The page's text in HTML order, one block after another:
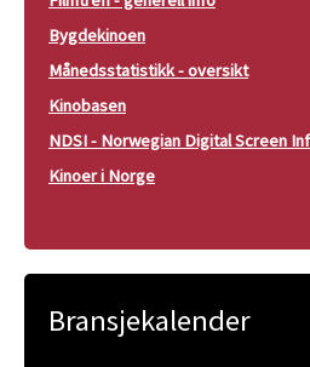
Bygdekinoen
Månedsstatistikk - oversikt
Kinobasen
NDSI - Norwegian Digital Screen
Kinoer i Norge
Bransjekalender